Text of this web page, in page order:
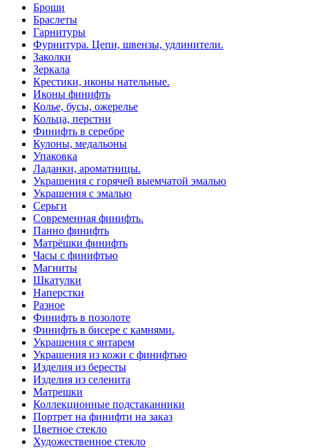
Броши
Браслеты
Гарнитуры
Фурнитура. Цепи, швензы, удлинители.
Заколки
Зеркала
Крестики, иконы нательные.
Иконы финифть
Колье, бусы, ожерелье
Кольца, перстни
Финифть в серебре
Кулоны, медальоны
Упаковка
Ладанки, ароматницы.
Украшения с горячей выемчатой эмалью
Украшения с эмалью
Серьги
Современная финифть.
Панно финифть
Матрёшки финифть
Часы с финифтью
Магниты
Шкатулки
Наперстки
Разное
Финифть в позолоте
Финифть в бисере с камнями.
Украшения с янтарем
Украшения из кожи с финифтью
Изделия из бересты
Изделия из селенита
Матрешки
Коллекционные подстаканники
Портрет на финифти на заказ
Цветное стекло
Художественное стекло